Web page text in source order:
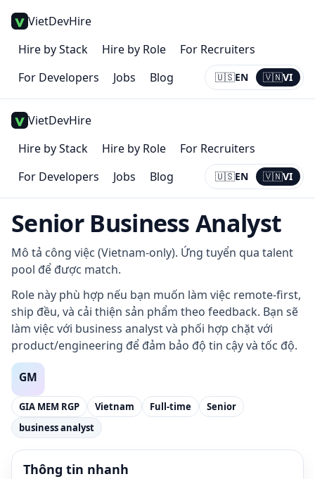
VietDevHire
Hire by Stack
Hire by Role
For Recruiters
For Developers
Jobs Blog 🇺🇸EN 🇻🇳VI
Current:
VI
VietDevHire
Hire by Stack
Hire by Role
For Recruiters
For Developers
Jobs Blog 🇺🇸EN 🇻🇳VI
Current:
VI
Senior Business Analyst
Mô tả công việc (Vietnam-only). Ứng tuyển qua talent
pool để được match.
Role này phù hợp nếu bạn muốn làm việc remote-first,
ship đều, và cải thiện sản phẩm theo feedback. Bạn sẽ
làm việc với business analyst và phối hợp chặt với
product/engineering để đảm bảo độ tin cậy và tốc độ.
GIA MEM RGP Vietnam Full-time
Senior
business analyst
Thông tin nhanh